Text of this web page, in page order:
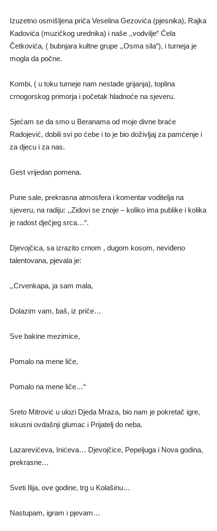
Izuzetno osmišljena priča Veselina Gezovića (pjesnika), Rajka
Kadovića (muzičkog urednika) i naše ,,vodvilje“ Ćela
Četkovića, ( bubnjara kultne grupe ,,Osma sila“), i turneja je
mogla da počne.
Kombi, ( u toku turneje nam nestade grijanja), toplina
crnogorskog primorja i početak hladnoće na sjeveru.
Sjećam se da smo u Beranama od moje divne braće
Radojević, dobili svi po ćebe i to je bio doživljaj za pamćenje i
za djecu i za nas.
Gest vrijedan pomena.
Pune sale, prekrasna atmosfera i komentar voditelja na
sjeveru, na radiju: ,,Zidovi se znoje – koliko ima publike i kolika
je radost dječjeg srca…“.
Djevojčica, sa izrazito crnom , dugom kosom, neviđeno
talentovana, pjevala je:
,,Crvenkapa, ja sam mala,
Dolazim vam, baš, iz priče…
Sve bakine mezimice,
Pomalo na mene liče,
Pomalo na mene liče…“
Sreto Mitrović u ulozi Djeda Mraza, bio nam je pokretač igre,
iskusni ovdašnji glumac i Prijatelj do neba.
Lazarevićeva, Inićeva… Djevojčice, Pepeljuga i Nova godina,
prekrasne…
Sveti Ilija, ove godine, trg u Kolašinu…
Nastupam, igram i pjevam…